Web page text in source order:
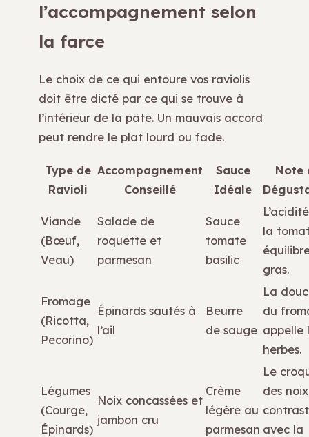
l’accompagnement selon
la farce
Le choix de ce qui entoure vos raviolis
doit être dicté par ce qui se trouve à
l’intérieur de la pâte. Un mauvais accord
peut rendre le plat lourd ou fade.
Type de
Ravioli
Accompagnement
Conseillé
Sauce
Idéale
Note
Viande
(Bœuf,
Veau)
Salade de
roquette et
parmesan
Sauce
tomate
basilic
la
gras.
Fromage
(Ricotta,
Pecorino)
Épinards sautés à
l’ail
Beurre
de sauge
La
du
appelle
herbes.
Légumes
(Courge,
Épinards)
Noix concassées et
jambon cru
Crème
légère au
parmesan
Le
des noix
avec la